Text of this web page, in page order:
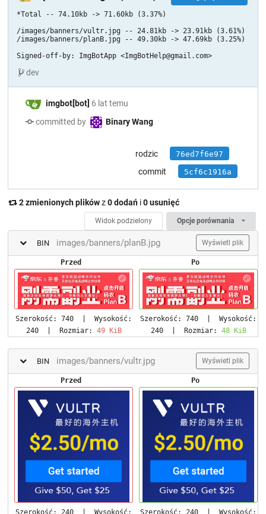
*Total -- 74.10kb -> 71.60kb (3.37%)
/images/banners/vultr.jpg -- 24.81kb -> 23.91kb (3.61%)
/images/banners/planB.jpg -- 49.30kb -> 47.69kb (3.25%)
Signed-off-by: ImgBotApp <ImgBotHelp@gmail.com>
dev
imgbot[bot] 6 lat temu
committed by
Binary Wang
rodzic 76ed7f6e97
commit 5cf6c1916a
2 zmienionych plikówz0 dodań i0 usunięć
Widok podzielony Opcje porównania
BIN images/banners/planB.jpg Wyświetl plik
Przed Po
Szerokość: 740 | Wysokość:
240| Rozmiar: 49 KiB
Szerokość: 740 | Wysokość:
240| Rozmiar: 48 KiB
BIN images/banners/vultr.jpg Wyświetl plik
Przed Po
Szerokość: 240 | Wysokość: Szerokość: 240 | Wysokość: